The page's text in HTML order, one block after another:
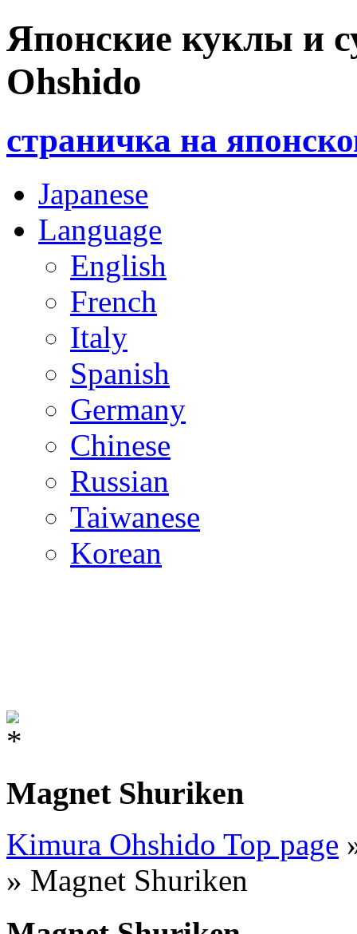
Японские куклы и
Ohshido
страничка на
Japanese
Language
English
French
Italy
Spanish
Germany
Chinese
Russian
Taiwanese
Korean
Magnet Shuriken
Kimura Ohshido Top page
» Magnet Shuriken